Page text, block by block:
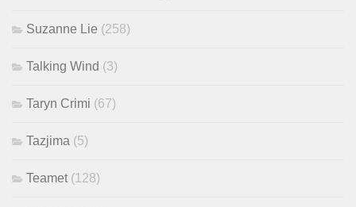
Suzanne Lie (258)
Talking Wind (3)
Taryn Crimi (67)
Tazjima (5)
Teamet (128)